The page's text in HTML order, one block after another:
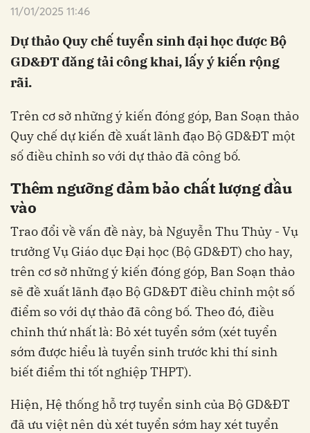
11/01/2025 11:46
Dự thảo Quy chế tuyển sinh đại học được Bộ
GD&ĐT đăng tải công khai, lấy ý kiến rộng
rãi.
Trên cơ sở những ý kiến đóng góp, Ban Soạn thảo
Quy chế dự kiến đề xuất lãnh đạo Bộ GD&ĐT một
số điều chỉnh so với dự thảo đã công bố.
Thêm ngưỡng đảm bảo chất lượng đầu
vào
Trao đổi về vấn đề này, bà Nguyễn Thu Thủy - Vụ
trưởng Vụ Giáo dục Đại học (Bộ GD&ĐT) cho hay,
trên cơ sở những ý kiến đóng góp, Ban Soạn thảo
sẽ đề xuất lãnh đạo Bộ GD&ĐT điều chỉnh một số
điểm so với dự thảo đã công bố. Theo đó, điều
chỉnh thứ nhất là: Bỏ xét tuyển sớm (xét tuyển
sớm được hiểu là tuyển sinh trước khi thí sinh
biết điểm thi tốt nghiệp THPT).
Hiện, Hệ thống hỗ trợ tuyển sinh của Bộ GD&ĐT
đã ưu việt nên dù xét tuyển sớm hay xét tuyển
Hủy Gửi